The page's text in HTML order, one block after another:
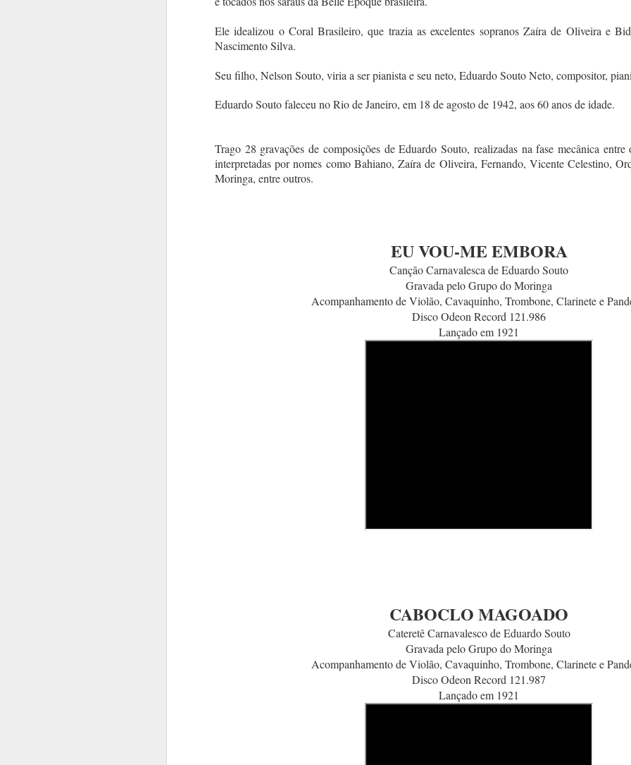
Ele idealizou o Coral Brasileiro, que trazia as excelentes sopranos Zaíra de Oliveira e
Nascimento Silva.
Seu filho, Nelson Souto, viria a ser pianista e seu neto, Eduardo Souto Neto, compositor,
Eduardo Souto faleceu no Rio de Janeiro, em 18 de agosto de 1942, aos 60 anos de idade.
Trago 28 gravações de composições de Eduardo Souto, realizadas na fase mecânica
interpretadas por nomes como Bahiano, Zaíra de Oliveira, Fernando, Vicente Celestino,
Moringa, entre outros.
EU VOU-ME EMBORA
Canção Carnavalesca de Eduardo Souto
Gravada pelo Grupo do Moringa
Acompanhamento de Violão, Cavaquinho, Trombone, Clarinete e
Disco Odeon Record 121.986
Lançado em 1921
CABOCLO MAGOADO
Cateretê Carnavalesco de Eduardo Souto
Gravada pelo Grupo do Moringa
Acompanhamento de Violão, Cavaquinho, Trombone, Clarinete e
Disco Odeon Record 121.987
Lançado em 1921
Gazeta de Notícias, 15 de abril de 1926, p.05